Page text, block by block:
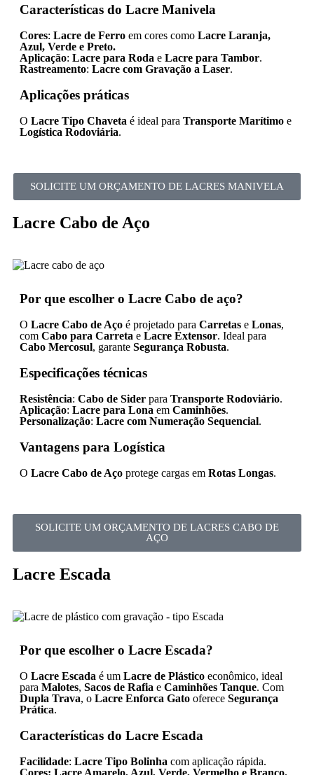
Características do Lacre Manivela
Cores: Lacre de Ferro em cores como Lacre Laranja,
Azul, Verde e Preto.
Aplicação: Lacre para Roda e Lacre para Tambor.
Rastreamento: Lacre com Gravação a Laser.
Aplicações práticas
O Lacre Tipo Chaveta é ideal para Transporte Marítimo e
Logística Rodoviária.
SOLICITE UM ORÇAMENTO DE LACRES MANIVELA
Lacre Cabo de Aço
Por que escolher o Lacre Cabo de aço?
O Lacre Cabo de Aço é projetado para Carretas e Lonas,
com Cabo para Carreta e Lacre Extensor. Ideal para
Cabo Mercosul, garante Segurança Robusta.
Especificações técnicas
Resistência: Cabo de Sider para Transporte Rodoviário.
Aplicação: Lacre para Lona em Caminhões.
Personalização: Lacre com Numeração Sequencial.
Vantagens para Logística
O Lacre Cabo de Aço protege cargas em Rotas Longas.
SOLICITE UM ORÇAMENTO DE LACRES CABO DE
AÇO
Lacre Escada
Por que escolher o Lacre Escada?
O Lacre Escada é um Lacre de Plástico econômico, ideal
para Malotes, Sacos de Rafia e Caminhões Tanque. Com
Dupla Trava, o Lacre Enforca Gato oferece Segurança
Prática.
Características do Lacre Escada
Facilidade: Lacre Tipo Bolinha com aplicação rápida.
Cores: Lacre Amarelo, Azul, Verde, Vermelho e Branco.